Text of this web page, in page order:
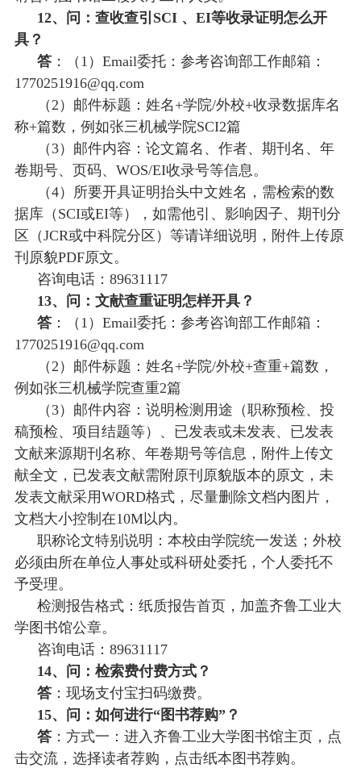
12、问：查收查引SCI 、EI等收录证明怎么开
具？
答：（ 1）Email委托：参考咨询部工作邮箱：
1770251916@qq.com
（ 2）邮件标题：姓名+学院/外校+收录数据库名
称+篇数，例如张三机械学院SCI2篇
（3）邮件内容：论文篇名、作者、期刊名、年
卷期号、页码、WOS/EI收录号等信息。
（4）所要开具证明抬头中文姓名，需检索的数
据库（SCI或EI等），如需他引、影响因子、期刊分
区（JCR或中科院分区）等请详细说明，附件上传原
刊原貌PDF原文。
咨询电话： 89631117
13、问：文献查重证明怎样开具？
答：（ 1）Email委托：参考咨询部工作邮箱：
1770251916@qq.com
（ 2）邮件标题：姓名+学院/外校+查重+篇数，
例如张三机械学院查重2篇
（3）邮件内容：说明检测用途（职称预检、投
稿预检、项目结题等）、已发表或未发表、已发表
文献来源期刊名称、年卷期号等信息，附件上传文
献全文，已发表文献需附原刊原貌版本的原文，未
发表文献采用WORD格式，尽量删除文档内图片，
文档大小控制在10M以内。
职称论文特别说明：本校由学院统一发送；外校
必须由所在单位人事处或科研处委托，个人委托不
予受理。
检测报告格式：纸质报告首页，加盖齐鲁工业大
学图书馆公章。
咨询电话： 89631117
14、问：检索费付费方式？
答： 现场支付宝扫码缴费。
15、问：如何进行“图书荐购”？
答：方式一：进入齐鲁工业大学图书馆主页，点
击交流，选择读者荐购，点击纸本图书荐购。